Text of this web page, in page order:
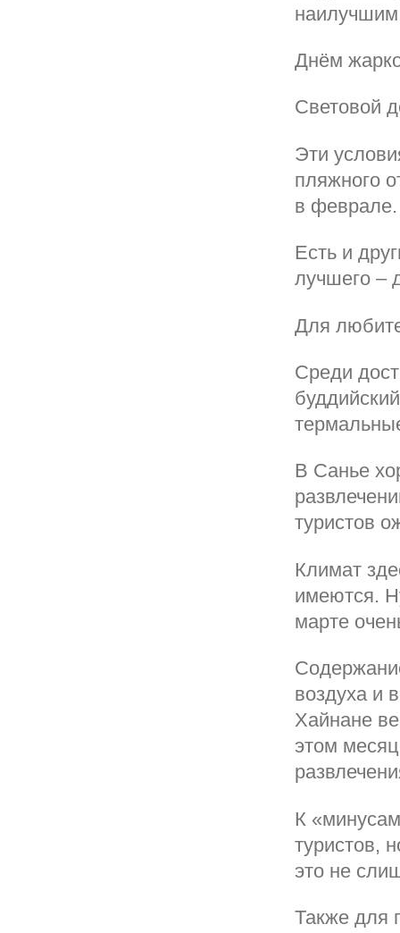
Днём
Световой
Эти
пляжного
в феврале.
Есть и
лучшего –
Для
Среди
В Санье
туристов
Климат
имеются.
марте
воздуха и
Хайнане
этом
К
туристов,
это не
Также для